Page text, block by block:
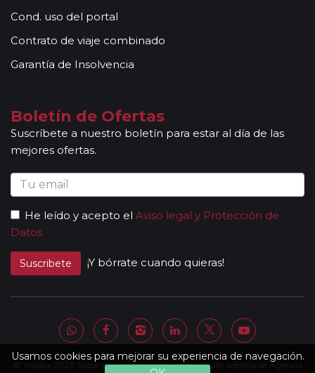
Usamos cookies para mejorar su experiencia de navegación.
Cond. uso del portal
Contrato de viaje combinado
Garantía de Insolvencia
Boletín de Ofertas
Suscríbete a nuestro boletín para estar al día de las
mejores ofertas.
He leído y acepto el Aviso legal y Protección de
Datos
Suscribete ¡Y bórrate cuando quieras!
© Viajata 2026 Todos los derechos reservados | Título-licencia de Agencia